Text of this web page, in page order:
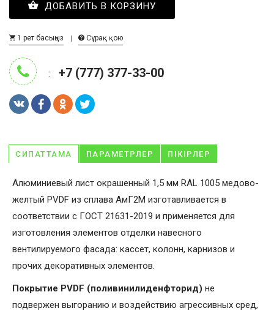
ДОБАВИТЬ В КОРЗИНУ
1 рет басыңыз Сұрақ қою
: +7 (777) 377-33-00
СИПАТТАМА ПАРАМЕТРЛЕР ПІКІРЛЕР
Алюминиевый лист окрашенный 1,5 мм RAL 1005 медово-
желтый PVDF из сплава АмГ2М изготавливается в
соответствии с ГОСТ 21631-2019 и применяется для
изготовления элементов отделки навесного
вентилируемого фасада: кассет, колонн, карнизов и
прочих декоративных элементов.
Покрытие PVDF (поливинилиденфторид) не
подвержен выгоранию и воздействию агрессивных сред,